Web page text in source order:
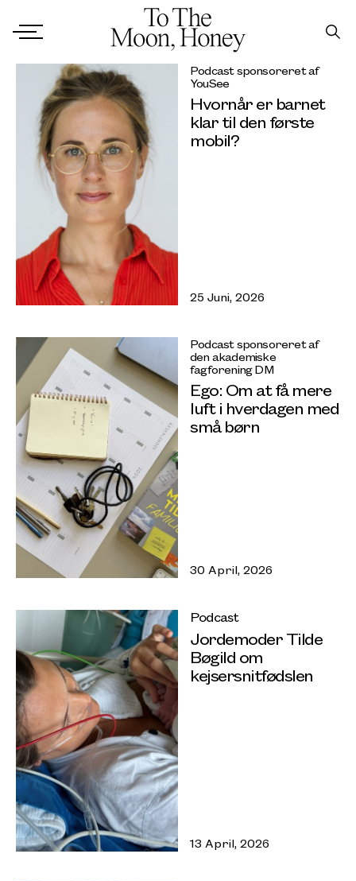
Podcast sponsoreret af
YouSee
Hvornår er barnet
klar til den første
mobil?
25 Juni, 2026
Podcast sponsoreret af
den akademiske
fagforening DM
Ego: Om at få mere
luft i hverdagen med
små børn
30 April, 2026
Podcast
Jordemoder Tilde
Bøgild om
kejsersnitfødslen
13 April, 2026